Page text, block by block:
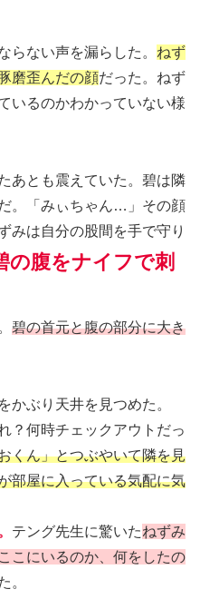
ない声を漏らした。 ねず
磨歪んだの顔だった。ねず
いるのかわかっていない様
あとも震えていた。碧は隣
。「みぃちゃん…」その顔
みは自分の股間を手で守り
の腹をナイフで刺
碧の首元と腹の部分に大き
かぶり天井を見つめた。
？何時チェックアウトだっ
くん」とつぶやいて隣を見
部屋に入っている気配に気
テング先生に驚いたねずみ
こにいるのか、何をしたの
。